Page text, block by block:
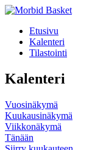
Etusivu
Kalenteri
Tilastointi
Kalenteri
Vuosinäkymä
Kuukausinäkymä
Viikkonäkymä
Tänään